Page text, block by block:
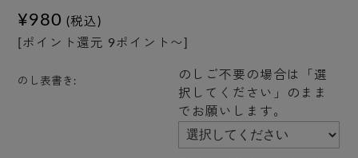
¥980 (税込)
[ポイント還元 9ポイント〜]
のし表書き:
のしご不要の場合は「選
択してください」のまま
でお願いします。